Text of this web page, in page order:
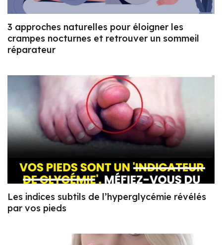
3 approches naturelles pour éloigner les
crampes nocturnes et retrouver un sommeil
réparateur
Les indices subtils de l’hyperglycémie révélés
par vos pieds